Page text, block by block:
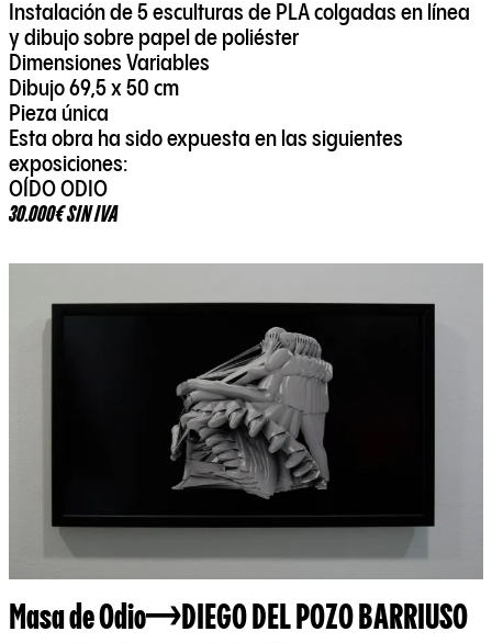
Instalación de 5 esculturas de PLA colgadas en línea
y dibujo sobre papel de poliéster
Dimensiones Variables
Dibujo 69,5 x 50 cm
Pieza única
Esta obra ha sido expuesta en las siguientes
exposiciones:
OÍDO ODIO
30.000€ SIN IVA
Masa de Odio DIEGO DEL POZO BARRIUSO